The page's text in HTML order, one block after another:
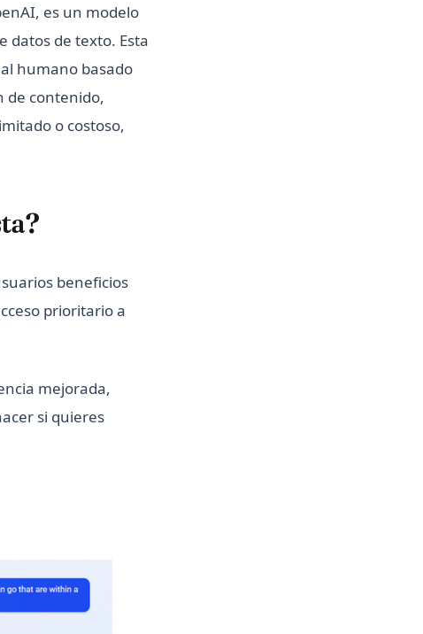
es un modelo
datos de texto. Esta
humano basado
de contenido,
o costoso,
beneficios
prioritario a
mejorada,
si quieres